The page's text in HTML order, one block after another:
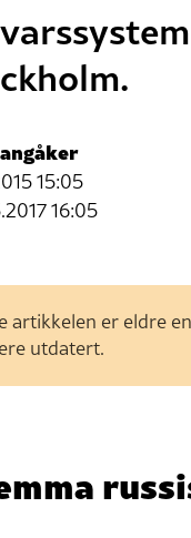
15:05
16:05
artikkelen er eldre
utdatert.